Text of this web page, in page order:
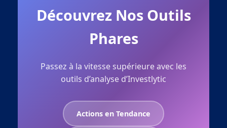
Découvrez Nos Outils
Phares
Passez à la vitesse supérieure avec les
outils d’analyse d’Investlytic
Actions en Tendance